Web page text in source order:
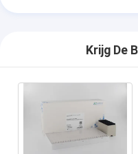
Krijg De